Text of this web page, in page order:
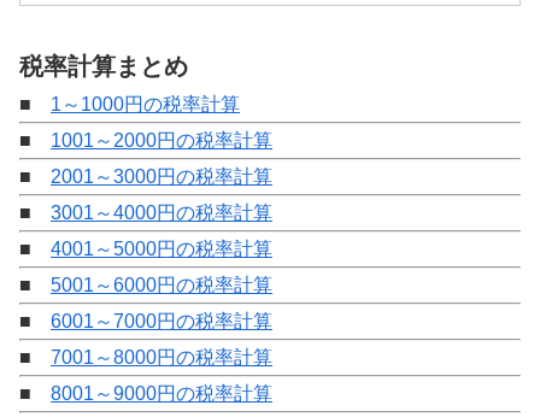
税率計算まとめ
■ 1～1000円の税率計算
■ 1001～2000円の税率計算
■ 2001～3000円の税率計算
■ 3001～4000円の税率計算
■ 4001～5000円の税率計算
■ 5001～6000円の税率計算
■ 6001～7000円の税率計算
■ 7001～8000円の税率計算
■ 8001～9000円の税率計算